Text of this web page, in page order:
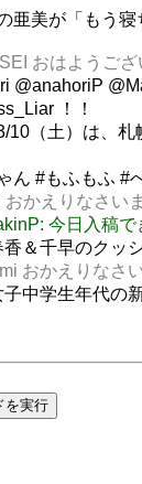
亜美が「もう
おはようござ
@anahoriP
！！
10（土）は、
ん #もふもふ #
おかえりなさい
今日入稿
香＆千早のクッ
おかえりなさ
子中学生年代の